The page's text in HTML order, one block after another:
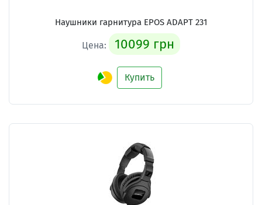
Наушники гарнитура EPOS ADAPT 231
Цена: 10099 грн
Купить